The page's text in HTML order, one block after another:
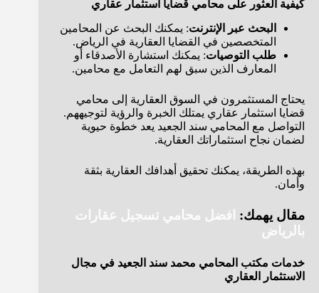
كيفية العثور على محامي قضايا استثمار عقاري
البحث عبر الإنترنت: يمكنك البحث عن المحامين
المتخصصين في القضايا العقارية في الرياض.
طلب التوصيات: يمكنك استشارة الأصدقاء أو
المعارف الذين سبق لهم التعامل مع محامين.
يحتاج المستثمرون في السوق العقارية إلى محامي
قضايا استثمار عقاري يمتلك الخبرة والرؤية لتوجيههم.
التواصل مع المحامي سند الجعيد يعد خطوة حيوية
لضمان نجاح استثماراتك العقارية.
بهذه الطريقة، يمكنك تحقيق أهدافك العقارية بثقة
وأمان.
مقال يهمك: افضل محامي تسجيل عقارات
بالرياض
خدمات مكتب المحامي محمد سند الجعيد في مجال
الاستثمار العقاري